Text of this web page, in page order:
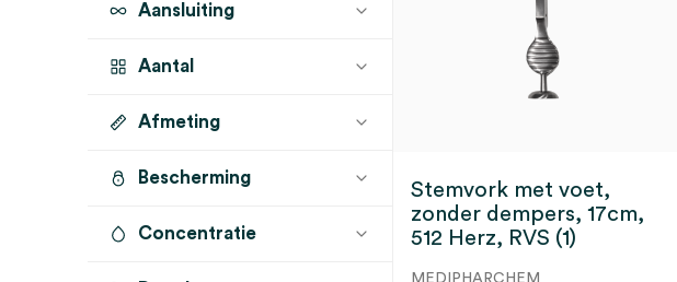
Aansluiting
Aantal
1 stuk (1)
Afmeting
17cm (1)
Bescherming
Concentratie
Stemvork met voet,
zonder dempers, 17cm,
512 Herz, RVS (1)
MEDIPHARCHEM